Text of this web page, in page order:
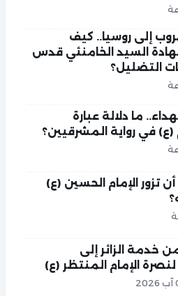
إلى روسيا.. كيف
السيد الخامنئي قدس
التضليل؟
ما دلالة عبارة
في رواية المشرقيين؟
تزور الإمام الحسين (ع)
من خدمة الزائر إلى
لنصرة الإمام المنتظر (ع)